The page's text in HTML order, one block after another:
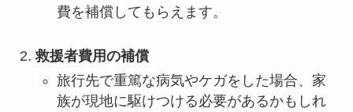
費を補償してもらえます。
救援者費用の補償
旅行先で重篤な病気やケガをした場合、家
族が現地に駆けつける必要があるかもしれ